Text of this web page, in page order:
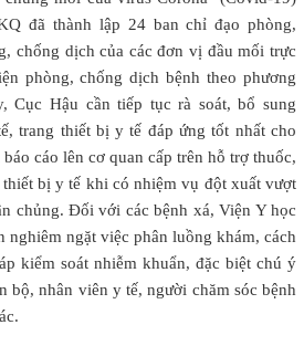
đã thành lập 24 ban chỉ đạo phòng,
chống dịch của các đơn vị đầu mối trực
phòng, chống dịch bệnh theo phương
Cục Hậu cần tiếp tục rà soát, bổ sung
trang thiết bị y tế đáp ứng tốt nhất cho
cáo lên cơ quan cấp trên hỗ trợ thuốc,
bị y tế khi có nhiệm vụ đột xuất vượt
chủng. Đối với các bệnh xá, Viện Y học
nghiêm ngặt việc phân luồng khám, cách
kiểm soát nhiễm khuẩn, đặc biệt chú ý
bộ, nhân viên y tế, người chăm sóc bệnh